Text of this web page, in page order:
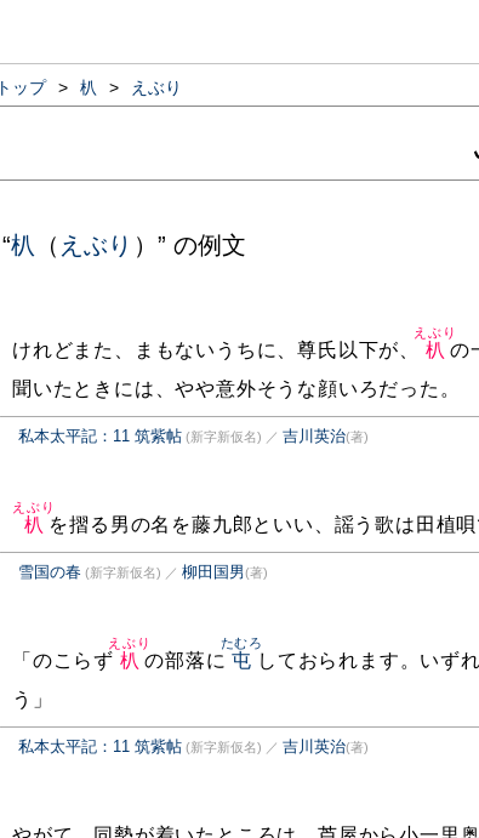
トップ > 朳 > えぶり
“朳 （ えぶり ）” の例文
けれどまた、まもないうちに、尊氏以下が、 朳
えぶり
の
聞いたときには、やや意外そうな顔いろだった。
私本太平記：11 筑紫帖 (新字新仮名) ／ 吉川英治(著)
朳
えぶり
を摺る男の名を藤九郎といい、謡う歌は田植唄
雪国の春 (新字新仮名) ／ 柳田国男(著)
「のこらず 朳
えぶり
の部落に 屯
たむろ
しておられます。いず
う」
私本太平記：11 筑紫帖 (新字新仮名) ／ 吉川英治(著)